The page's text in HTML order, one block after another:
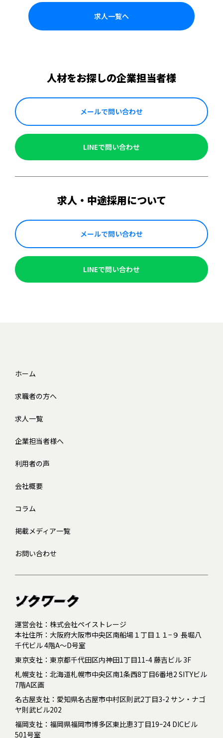
求人一覧へ
人材をお探しの企業担当者様
メールで問い合わせ
LINEで問い合わせ
求人・中途採用について
メールで問い合わせ
LINEで問い合わせ
ホーム
求職者の方へ
求人一覧
企業担当者様へ
利用者の声
会社概要
コラム
掲載メディア一覧
お問い合わせ
運営会社：株式会社ペイストレージ
本社住所：大阪府大阪市中央区南船場１丁目１１−９ 長堀八
千代ビル 4階A～D号室
東京支社：東京都千代田区内神田1丁目11-4 藤吉ビル 3F
札幌支社：北海道札幌市中央区南1条西8丁目6番地2 SITYビル
7階A区画
名古屋支社：愛知県名古屋市中村区則武2丁目3-2 サン・ナゴ
ヤ則武ビル202
福岡支社：福岡県福岡市博多区東比恵3丁目19ｰ24 DICビル
501号室